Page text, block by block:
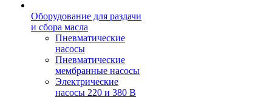
Оборудование для раздачи
и сбора масла
Пневматические
насосы
Пневматические
мембранные насосы
Электрические
насосы 220 и 380 В